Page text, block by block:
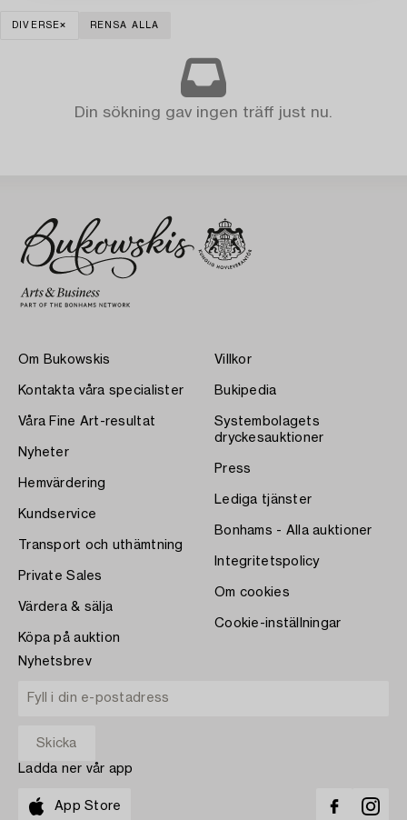
DIVERSE RENSA ALLA
Din sökning gav ingen träff just nu.
Om Bukowskis
Kontakta våra specialister
Våra Fine Art-resultat
Nyheter
Hemvärdering
Kundservice
Transport och uthämtning
Private Sales
Värdera & sälja
Köpa på auktion
Villkor
Bukipedia
Systembolagets
dryckesauktioner
Press
Lediga tjänster
Bonhams - Alla auktioner
Integritetspolicy
Om cookies
Cookie-inställningar
Nyhetsbrev
Ladda ner vår app
App Store